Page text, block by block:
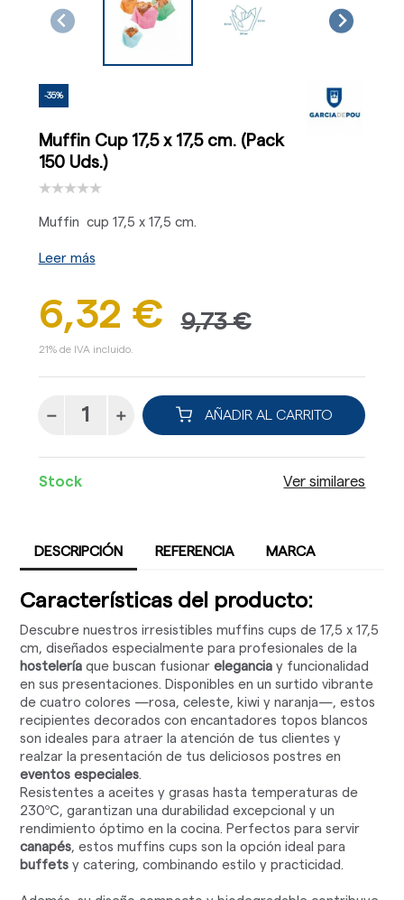
-35%
Muffin Cup 17,5 x 17,5 cm. (Pack
150 Uds.)
Muffin cup 17,5 x 17,5 cm.
Leer más
6,32 € 9,73 €
21% de IVA incluido.
AÑADIR AL CARRITO
Stock Ver similares
DESCRIPCIÓN REFERENCIA MARCA
Características del producto:
Descubre nuestros irresistibles muffins cups de 17,5 x 17,5
cm, diseñados especialmente para profesionales de la
hostelería que buscan fusionarelegancia y funcionalidad
en sus presentaciones. Disponibles en un surtido vibrante
de cuatro colores —rosa, celeste, kiwi y naranja—, estos
recipientes decorados con encantadores topos blancos
son ideales para atraer la atención de tus clientes y
realzar la presentación de tus deliciosos postres en
eventos especiales.
Resistentes a aceites y grasas hasta temperaturas de
230ºC, garantizan una durabilidad excepcional y un
rendimiento óptimo en la cocina. Perfectos para servir
canapés, estos muffins cups son la opción ideal para
buffets y catering, combinando estilo y practicidad.